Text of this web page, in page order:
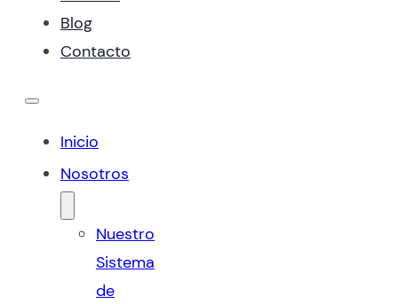
Blog
Contacto
Inicio
Nosotros
Nuestro
Sistema
de